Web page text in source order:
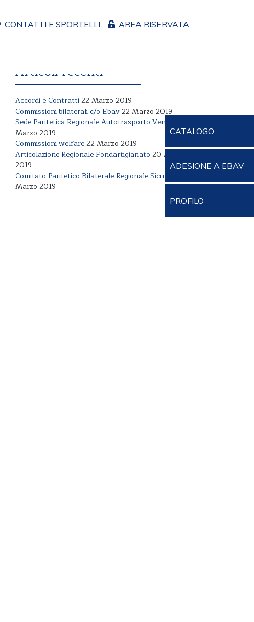
CATALOGO
ADESIONE A EBAV
PROFILO
CONTATTI E SPORTELLI AREA RISERVATA
Articoli recenti
Accordi e Contratti22 Marzo 2019
Commissioni bilaterali c/o Ebav22 Marzo 2019
Sede Paritetica Regionale Autotrasporto Veneto
Marzo 2019
Commissioni welfare22 Marzo 2019
Articolazione Regionale Fondartigianato 20 Marzo
2019
Comitato Paritetico Bilaterale Regionale Sicurezza
Marzo 2019